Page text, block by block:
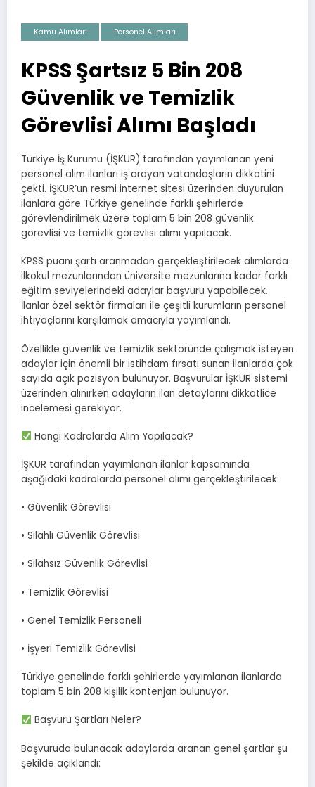
Kamu Alımları Personel Alımları
KPSS Şartsız 5 Bin 208
Güvenlik ve Temizlik
Görevlisi Alımı Başladı
Türkiye İş Kurumu (İŞKUR) tarafından yayımlanan yeni
personel alım ilanları iş arayan vatandaşların dikkatini
çekti. İŞKUR’un resmi internet sitesi üzerinden duyurulan
ilanlara göre Türkiye genelinde farklı şehirlerde
görevlendirilmek üzere toplam 5 bin 208 güvenlik
görevlisi ve temizlik görevlisi alımı yapılacak.
KPSS puanı şartı aranmadan gerçekleştirilecek alımlarda
ilkokul mezunlarından üniversite mezunlarına kadar farklı
eğitim seviyelerindeki adaylar başvuru yapabilecek.
İlanlar özel sektör firmaları ile çeşitli kurumların personel
ihtiyaçlarını karşılamak amacıyla yayımlandı.
Özellikle güvenlik ve temizlik sektöründe çalışmak isteyen
adaylar için önemli bir istihdam fırsatı sunan ilanlarda çok
sayıda açık pozisyon bulunuyor. Başvurular İŞKUR sistemi
üzerinden alınırken adayların ilan detaylarını dikkatlice
incelemesi gerekiyor.
Hangi Kadrolarda Alım Yapılacak?
İŞKUR tarafından yayımlanan ilanlar kapsamında
aşağıdaki kadrolarda personel alımı gerçekleştirilecek:
• Güvenlik Görevlisi
• Silahlı Güvenlik Görevlisi
• Silahsız Güvenlik Görevlisi
• Temizlik Görevlisi
• Genel Temizlik Personeli
• İşyeri Temizlik Görevlisi
Türkiye genelinde farklı şehirlerde yayımlanan ilanlarda
toplam 5 bin 208 kişilik kontenjan bulunuyor.
Başvuru Şartları Neler?
Başvuruda bulunacak adaylarda aranan genel şartlar şu
şekilde açıklandı: